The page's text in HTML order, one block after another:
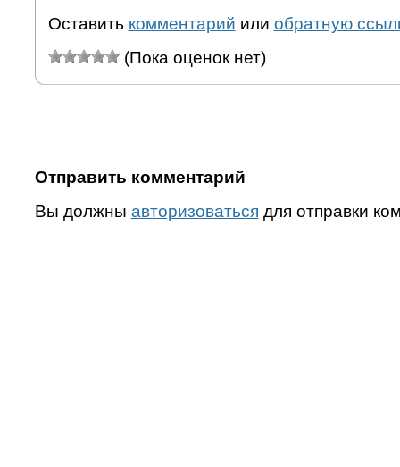
Оставить комментарий или обратную
(Пока оценок нет)
Отправить комментарий
Вы должны авторизоваться для отправки